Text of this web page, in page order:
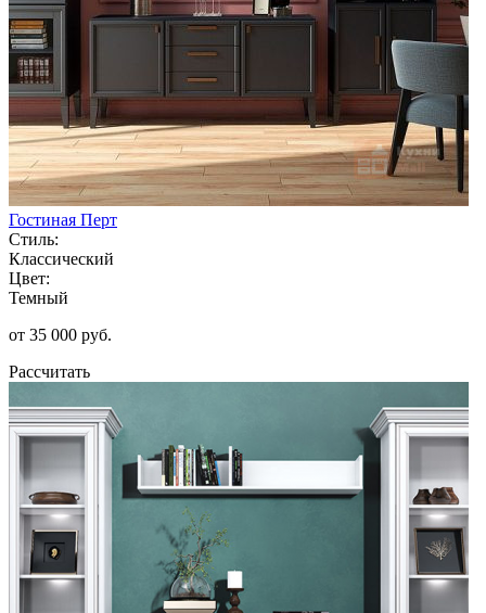
Гостиная Перт
Стиль:
Классический
Цвет:
Темный
от 35 000 руб.
Рассчитать